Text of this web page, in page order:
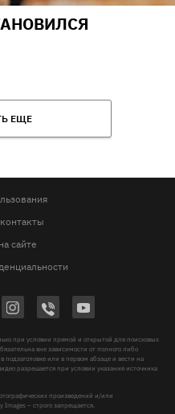
ЕЩЕ
сайте
при условии прямой и открытой для поисковых
вне зависимости от полного либо
или в первом абзаце и вести на
разрешается при условии указания источника
произведений и/или
– строго запрещается.